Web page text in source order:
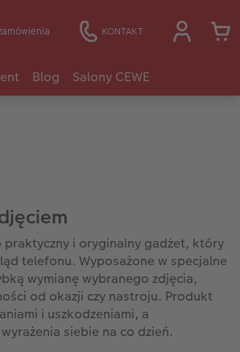
KONTAKT
Blog Salony CEWE
praktyczny i oryginalny gadżet, który
telefonu. Wyposażone w specjalne
wymianę wybranego zdjęcia,
od okazji czy nastroju. Produkt
i uszkodzeniami, a
siebie na co dzień.